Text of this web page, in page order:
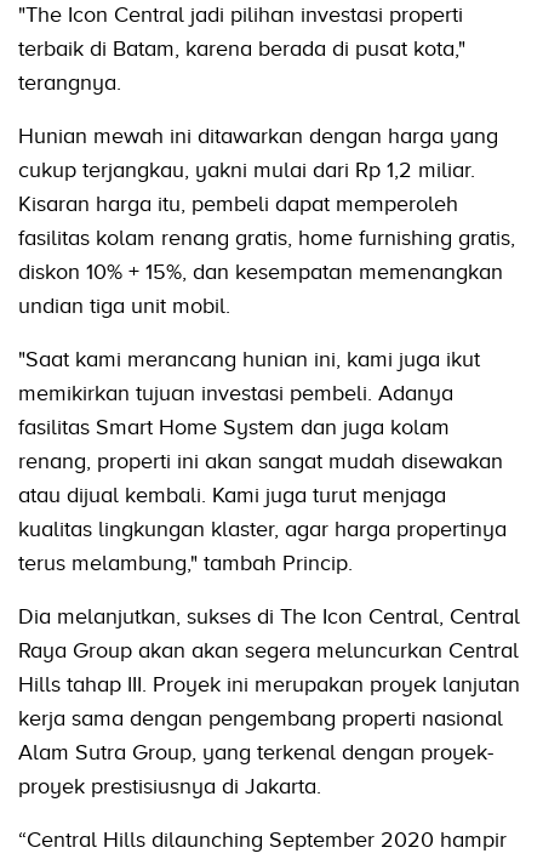
"The Icon Central jadi pilihan investasi properti
terbaik di Batam, karena berada di pusat kota,"
terangnya.
Hunian mewah ini ditawarkan dengan harga yang
cukup terjangkau, yakni mulai dari Rp 1,2 miliar.
Kisaran harga itu, pembeli dapat memperoleh
fasilitas kolam renang gratis, home furnishing gratis,
diskon 10% + 15%, dan kesempatan memenangkan
undian tiga unit mobil.
"Saat kami merancang hunian ini, kami juga ikut
memikirkan tujuan investasi pembeli. Adanya
fasilitas Smart Home System dan juga kolam
renang, properti ini akan sangat mudah disewakan
atau dijual kembali. Kami juga turut menjaga
kualitas lingkungan klaster, agar harga propertinya
terus melambung," tambah Princip.
Dia melanjutkan, sukses di The Icon Central, Central
Raya Group akan akan segera meluncurkan Central
Hills tahap III. Proyek ini merupakan proyek lanjutan
kerja sama dengan pengembang properti nasional
Alam Sutra Group, yang terkenal dengan proyek-
proyek prestisiusnya di Jakarta.
“Central Hills dilaunching September 2020 hampir